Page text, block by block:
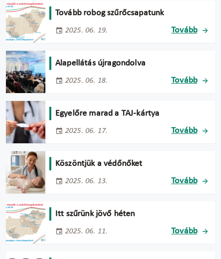
Tovább robog szűrőcsapatunk
2025. 06. 19. Tovább
Alapellátás újragondolva
2025. 06. 18. Tovább
Egyelőre marad a TAJ-kártya
2025. 06. 17. Tovább
Köszöntjük a védőnőket
2025. 06. 13. Tovább
Itt szűrünk jövő héten
2025. 06. 11. Tovább